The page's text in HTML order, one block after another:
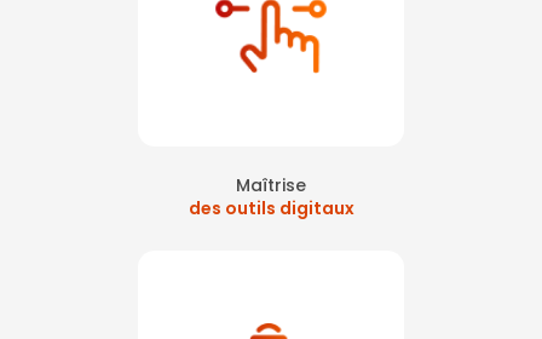
Maîtrise
des outils digitaux